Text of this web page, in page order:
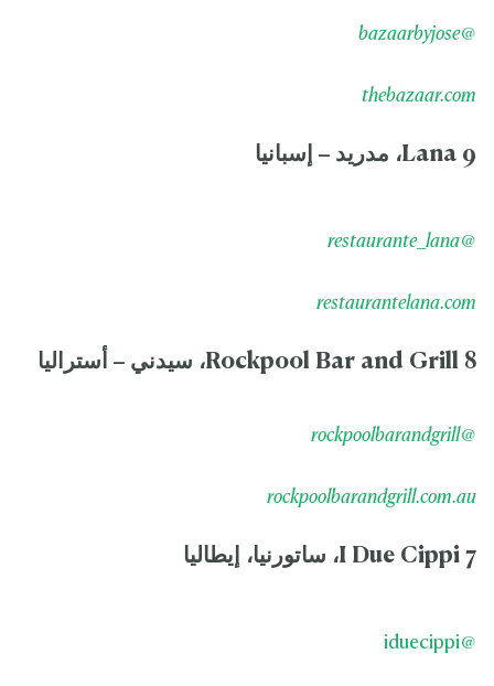
@bazaarbyjose
thebazaar.com
9 Lana، مدريد – إسبانيا
@restaurante_lana
restaurantelana.com
8 Rockpool Bar and Grill، سيدني – أستراليا
@rockpoolbarandgrill
rockpoolbarandgrill.com.au
7 I Due Cippi، ساتورنيا، إيطاليا
@iduecippi